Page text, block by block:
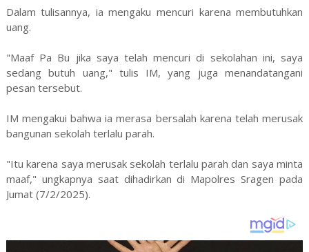
Dalam tulisannya, ia mengaku mencuri karena membutuhkan
uang.
"Maaf Pa Bu jika saya telah mencuri di sekolahan ini, saya
sedang butuh uang," tulis IM, yang juga menandatangani
pesan tersebut.
IM mengakui bahwa ia merasa bersalah karena telah merusak
bangunan sekolah terlalu parah.
"Itu karena saya merusak sekolah terlalu parah dan saya minta
maaf," ungkapnya saat dihadirkan di Mapolres Sragen pada
Jumat (7/2/2025).